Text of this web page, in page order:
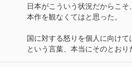
日本がこういう状況だからこそ、
本作を観なくてはと思った。
国に対する怒りを個人に向けて
という言葉、本当にそのとおり